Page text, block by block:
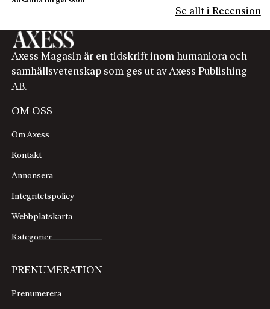
Se allt i Recension
Axess Magasin är en tidskrift inom humaniora och
samhällsvetenskap som ges ut av Axess Publishing
AB.
OM OSS
Om Axess
Kontakt
Annonsera
Integritetspolicy
Webbplatskarta
Kategorier
PRENUMERATION
Prenumerera